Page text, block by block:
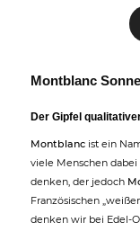
Montblanc
Der Gipfel
Montblanc ist ein
viele Menschen
denken, der jedoch
Französischen
denken wir bei Edel-